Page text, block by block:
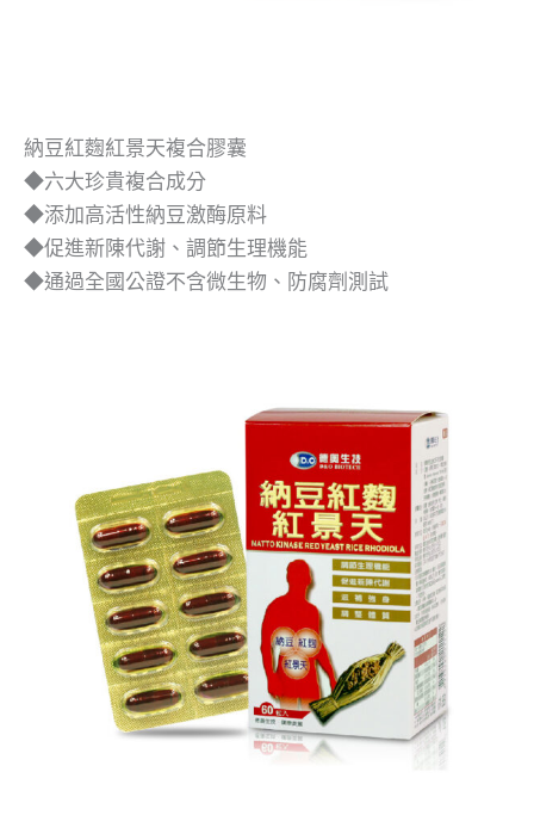
納豆紅麴紅景天複合膠囊
◆六大珍貴複合成分
◆添加高活性納豆激酶原料
◆促進新陳代謝、調節生理機能
◆通過全國公證不含微生物、防腐劑測試